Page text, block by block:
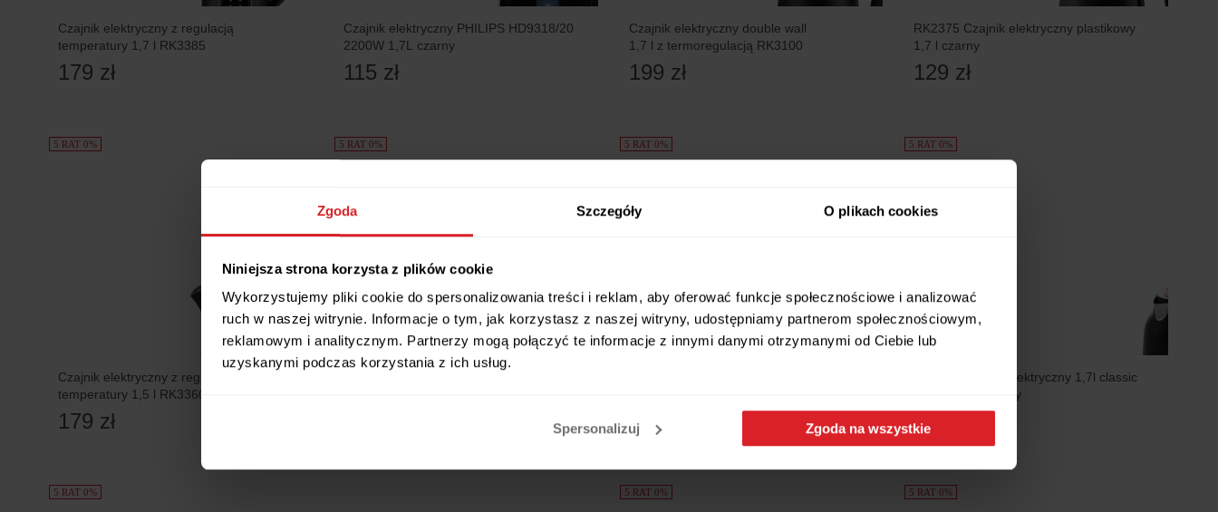
Zgoda Szczegóły O plikach cookies
Niniejsza strona korzysta z plików cookie
Wykorzystujemy pliki cookie do spersonalizowania treści i reklam, aby oferować funkcje społecznościowe i analizować
ruch w naszej witrynie. Informacje o tym, jak korzystasz z naszej witryny, udostępniamy partnerom społecznościowym,
reklamowym i analitycznym. Partnerzy mogą połączyć te informacje z innymi danymi otrzymanymi od Ciebie lub
uzyskanymi podczas korzystania z ich usług.
Spersonalizuj Zgoda na wszystkie
Czajnik elektryczny z regulacją
temperatury 1,7 l RK3385
179 zł
Czajnik elektryczny PHILIPS HD9318/20
2200W 1,7L czarny
115 zł
Czajnik elektryczny double wall
1,7 l z termoregulacją RK3100
199 zł
RK2375 Czajnik elektryczny plastikowy
1,7 l czarny
129 zł
5 RAT 0%
Czajnik elektryczny z regulacją
temperatury 1,5 l RK3360
179 zł
5 RAT 0% 5 RAT 0%
189 zł
5 RAT 0%
Mauviel Czajnik elektryczny 1,7l classic
czarny - miedziany
299 zł
5 RAT 0% 5 RAT 0% 5 RAT 0%